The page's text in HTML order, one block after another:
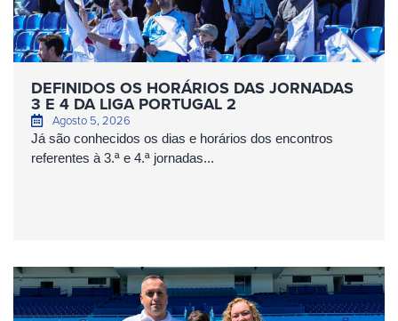
DEFINIDOS OS HORÁRIOS DAS JORNADAS
3 E 4 DA LIGA PORTUGAL 2
Agosto 5, 2026
Já são conhecidos os dias e horários dos encontros
referentes à 3.ª e 4.ª jornadas...